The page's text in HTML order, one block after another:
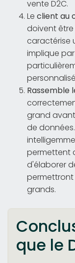
vente D2C.
Le client au
doivent
caractérise
implique
Rassemble
grand
de
permettent
d'élaborer
permettront
grands.
que le